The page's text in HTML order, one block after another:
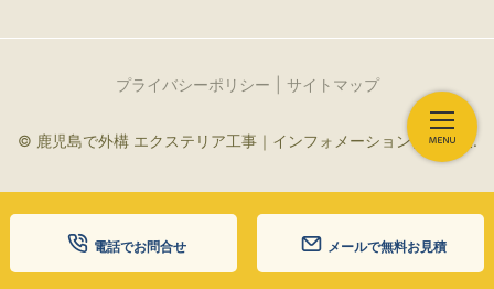
電話でお問合せ メールで無料お見積
プライバシーポリシー サイトマップ
© 鹿児島で外構 エクステリア工事｜インフォメーション住宅産業.